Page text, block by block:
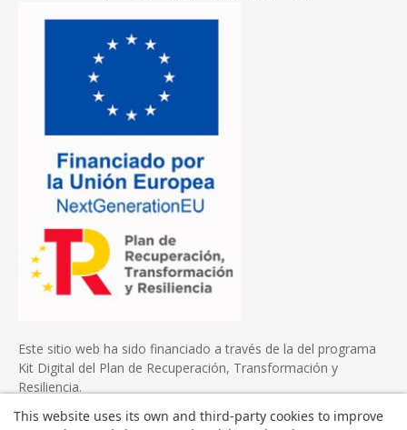
Este sitio web ha sido financiado a través de la del programa
Kit Digital del Plan de Recuperación, Transformación y
Resiliencia.
This website uses its own and third-party cookies to improve